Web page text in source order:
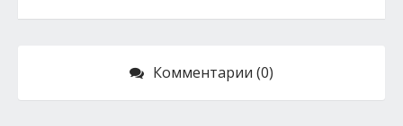
Комментарии (0)